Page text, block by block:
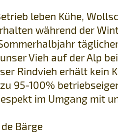
leben Kühe,
während der
Vieh auf der Alp
Rindvieh erhält kein
95-100%
im Umgang mit
Bärge